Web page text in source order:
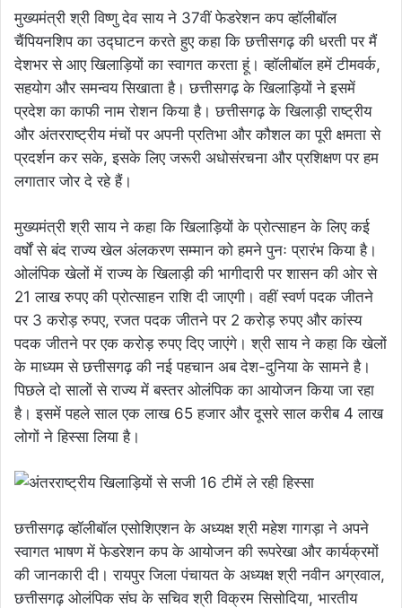
मुख्यमंत्री श्री विष्णु देव साय ने 37वीं फेडरेशन कप व्हॉलीबॉल
चैंपियनशिप का उद्घाटन करते हुए कहा कि छत्तीसगढ़ की धरती पर मैं
देशभर से आए खिलाड़ियों का स्वागत करता हूं। व्हॉलीबॉल हमें टीमवर्क,
सहयोग और समन्वय सिखाता है। छत्तीसगढ़ के खिलाड़ियों ने इसमें
प्रदेश का काफी नाम रोशन किया है। छत्तीसगढ़ के खिलाड़ी राष्ट्रीय
और अंतरराष्ट्रीय मंचों पर अपनी प्रतिभा और कौशल का पूरी क्षमता से
प्रदर्शन कर सके, इसके लिए जरूरी अधोसंरचना और प्रशिक्षण पर हम
लगातार जोर दे रहे हैं।
मुख्यमंत्री श्री साय ने कहा कि खिलाड़ियों के प्रोत्साहन के लिए कई
वर्षों से बंद राज्य खेल अंलकरण सम्मान को हमने पुनः प्रारंभ किया है।
ओलंपिक खेलों में राज्य के खिलाड़ी की भागीदारी पर शासन की ओर से
21 लाख रुपए की प्रोत्साहन राशि दी जाएगी। वहीं स्वर्ण पदक जीतने
पर 3 करोड़ रुपए, रजत पदक जीतने पर 2 करोड़ रुपए और कांस्य
पदक जीतने पर एक करोड़ रुपए दिए जाएंगे। श्री साय ने कहा कि खेलों
के माध्यम से छत्तीसगढ़ की नई पहचान अब देश-दुनिया के सामने है।
पिछले दो सालों से राज्य में बस्तर ओलंपिक का आयोजन किया जा रहा
है। इसमें पहले साल एक लाख 65 हजार और दूसरे साल करीब 4 लाख
लोगों ने हिस्सा लिया है।
छत्तीसगढ़ व्हॉलीबॉल एसोशिएशन के अध्यक्ष श्री महेश गागड़ा ने अपने
स्वागत भाषण में फेडरेशन कप के आयोजन की रूपरेखा और कार्यक्रमों
की जानकारी दी। रायपुर जिला पंचायत के अध्यक्ष श्री नवीन अग्रवाल,
छत्तीसगढ़ ओलंपिक संघ के सचिव श्री विक्रम सिसोदिया, भारतीय